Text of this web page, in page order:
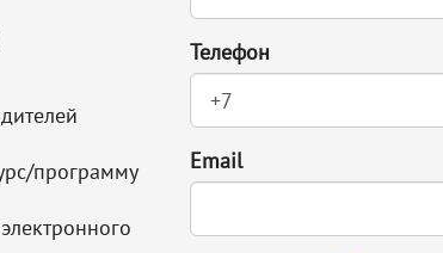
программу
Телефон
Email